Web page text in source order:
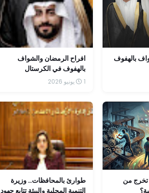
بالهفوف
افراح الرمضان والشواف
بالهفوف في الكرستال
1 يونيو 2026
تخرج من
طوارئ بالمحافظات.. وزيرة
التنمية المحلية والبيئة تتابع جهود